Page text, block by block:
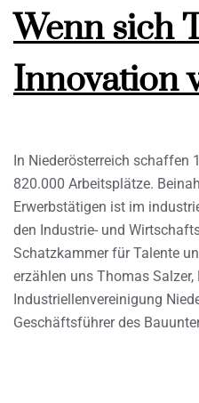
Wenn sich
Innovation
In Niederösterreich schaffen
820.000 Arbeitsplätze.
Erwerbstätigen ist im
den Industrie- und
Schatzkammer für Talente
erzählen uns Thomas Salzer,
Industriellenvereinigung
Geschäftsführer des